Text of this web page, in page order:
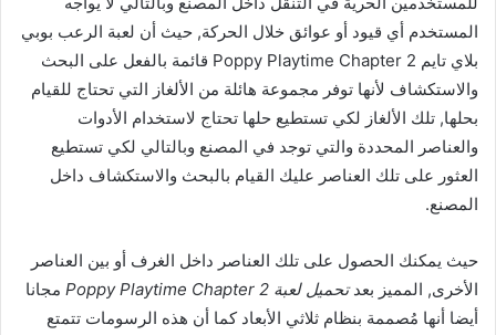
المستخدم أي قيود أو عوائق خلال الحركة, حيث أن لعبة الرعب بوبي
بلاي تايم Poppy Playtime Chapter 2 قائمة بالفعل على البحث
والاستكشاف لأنها توفر مجموعة هائلة من الألغاز التي تحتاج للقيام
بحلها, تلك الألغاز لكي تستطيع حلها تحتاج لاستخدام الأدوات
والعناصر المحددة والتي توجد في المصنع وبالتالي لكي تستطيع
العثور على تلك العناصر عليك القيام بالبحث والاستكشاف داخل
المصنع.
حيث يمكنك الحصول على تلك العناصر داخل الغرف أو بين العناصر
الأخرى, المميز بعدتحميل لعبة Poppy Playtime Chapter 2
مجانا
أيضا أنها مُصممة بنظام ثلاثي الأبعاد كما أن هذه الرسومات تتمتع